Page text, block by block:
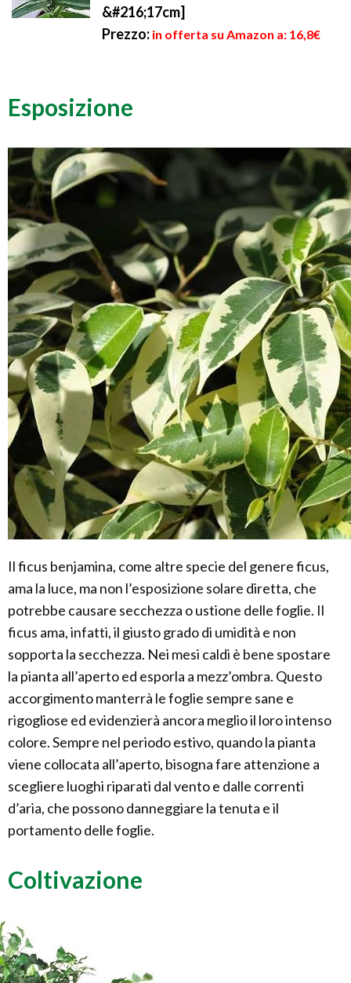
&#216;17cm]
Prezzo: in offerta su Amazon a: 16,8€
Esposizione
Il ficus benjamina, come altre specie del genere ficus,
ama la luce, ma non l’esposizione solare diretta, che
potrebbe causare secchezza o ustione delle foglie. Il
ficus ama, infatti, il giusto grado di umidità e non
sopporta la secchezza. Nei mesi caldi è bene spostare
la pianta all’aperto ed esporla a mezz’ombra. Questo
accorgimento manterrà le foglie sempre sane e
rigogliose ed evidenzierà ancora meglio il loro intenso
colore. Sempre nel periodo estivo, quando la pianta
viene collocata all’aperto, bisogna fare attenzione a
scegliere luoghi riparati dal vento e dalle correnti
d’aria, che possono danneggiare la tenuta e il
portamento delle foglie.
Coltivazione